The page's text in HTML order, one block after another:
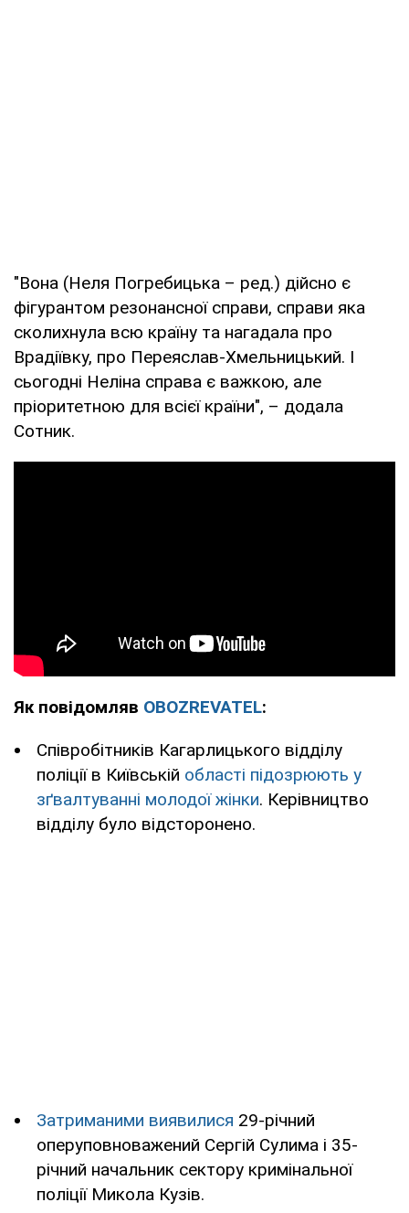
"Вона (Неля Погребицька – ред.) дійсно є
фігурантом резонансної справи, справи яка
сколихнула всю країну та нагадала про
Врадіївку, про Переяслав-Хмельницький. І
сьогодні Неліна справа є важкою, але
пріоритетною для всієї країни", – додала
Сотник.
Як повідомляв OBOZREVATEL:
Співробітників Кагарлицького відділу
поліції в Київській області підозрюють у
зґвалтуванні молодої жінки. Керівництво
відділу було відсторонено.
Затриманими виявилися 29-річний
оперуповноважений Сергій Сулима і 35-
річний начальник сектору кримінальної
поліції Микола Кузів.